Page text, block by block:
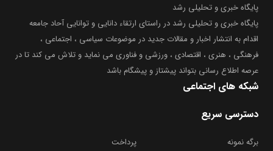
پایگاه خبری و تحلیلی رشد
پایگاه خبری و تحلیلی رشد در راستای ارتقاء دانایی و توانایی آحاد جامعه
اقدام به انتشار اخبار و مقالات جدید در موضوعات سیاسی ، اجتماعی ،
فرهنگی ، هنری ، اقتصادی ، ورزشی و فناوری می نماید و تلاش می کند تا در
عرصه اطلاع رسانی بتواند پیشتاز و پیشگام باشد
شبکه های اجتماعی
دسترسی سریع
برگه نمونه
پرداخت